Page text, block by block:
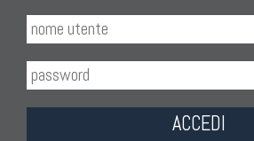
ACCEDI